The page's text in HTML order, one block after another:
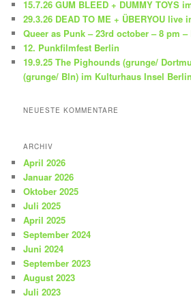
n
15.7.26 GUM BLEED + DUMMY TOYS
29.3.26 DEAD TO ME + ÜBERYOU live
Queer as Punk – 23rd october – 8 pm
12. Punkfilmfest Berlin
19.9.25 The Pighounds (grunge/
(grunge/ Bln) im Kulturhaus Insel Berlin
NEUESTE KOMMENTARE
ARCHIV
April 2026
Januar 2026
Oktober 2025
Juli 2025
April 2025
September 2024
Juni 2024
September 2023
August 2023
Juli 2023